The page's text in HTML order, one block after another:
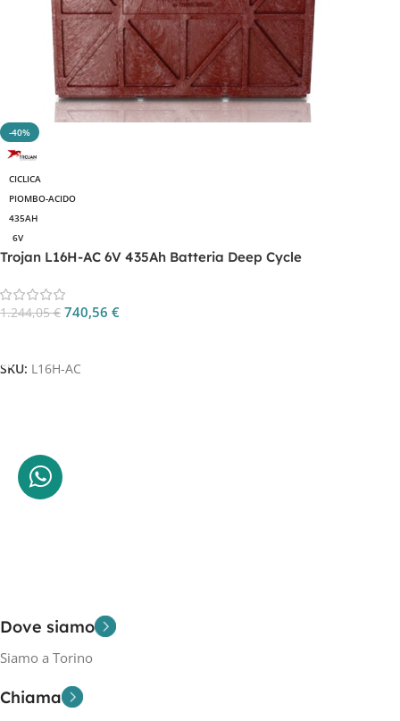
-40%
CICLICA
PIOMBO-ACIDO
435AH
6V
Trojan L16H-AC 6V 435Ah Batteria Deep Cycle
1.244,05€ 740,56 €
SKU: L16H-AC
Dove siamo
Siamo a Torino
Chiama